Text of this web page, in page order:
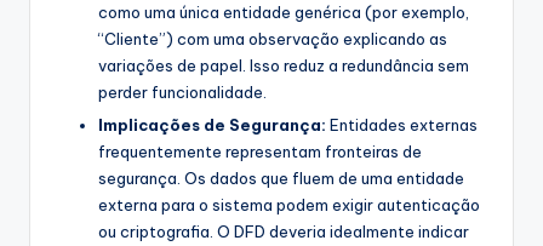
como uma única entidade genérica (por exemplo,
“Cliente”) com uma observação explicando as
variações de papel. Isso reduz a redundância sem
perder funcionalidade.
Implicações de Segurança: Entidades externas
frequentemente representam fronteiras de
segurança. Os dados que fluem de uma entidade
externa para o sistema podem exigir autenticação
ou criptografia. O DFD deveria idealmente indicar